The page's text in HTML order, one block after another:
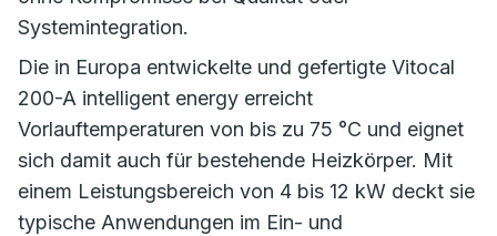
Systemintegration.
Die in Europa entwickelte und gefertigte Vitocal
200-A intelligent energy erreicht
Vorlauftemperaturen von bis zu 75 °C und eignet
sich damit auch für bestehende Heizkörper. Mit
einem Leistungsbereich von 4 bis 12 kW deckt sie
typische Anwendungen im Ein- und